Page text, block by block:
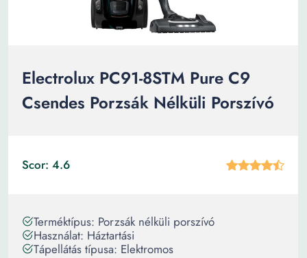
Electrolux PC91-8STM Pure C9
Csendes Porzsák Nélküli Porszívó
Scor: 4.6
Terméktípus: Porzsák nélküli porszívó
Használat: Háztartási
Tápellátás típusa: Elektromos